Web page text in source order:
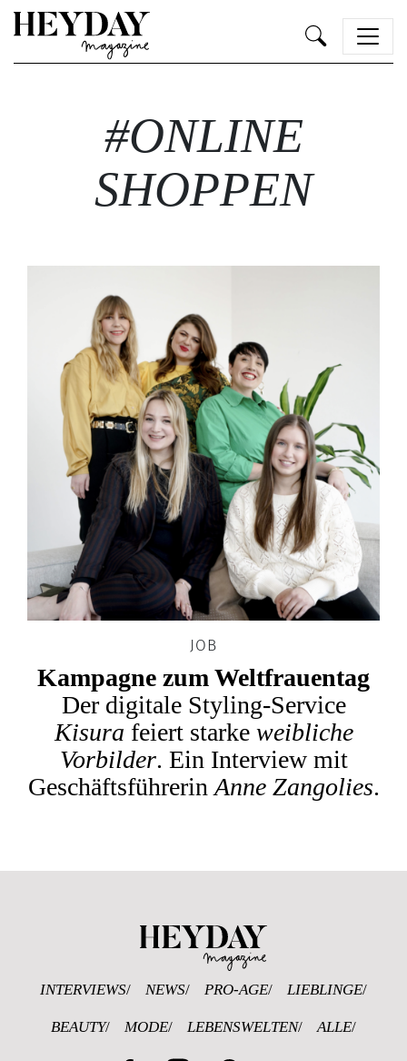
#ONLINE
SHOPPEN
JOB
Kampagne zum Weltfrauentag
Der digitale Styling-Service
Kisura feiert starke weibliche
Vorbilder. Ein Interview mit
Geschäftsführerin Anne Zangolies.
INTERVIEWS NEWS PRO-AGE LIEBLINGE
BEAUTY MODE LEBENSWELTEN ALLE